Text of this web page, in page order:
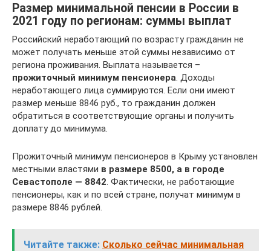
Размер минимальной пенсии в России в
2021 году по регионам: суммы выплат
Российский неработающий по возрасту гражданин не
может получать меньше этой суммы независимо от
региона проживания. Выплата называется –
прожиточный минимум пенсионера. Доходы
неработающего лица суммируются. Если они имеют
размер меньше 8846 руб., то гражданин должен
обратиться в соответствующие органы и получить
доплату до минимума.
Прожиточный минимум пенсионеров в Крыму установлен
местными властями в размере 8500, а в городе
Севастополе — 8842. Фактически, не работающие
пенсионеры, как и по всей стране, получат минимум в
размере 8846 рублей.
Читайте также: Сколько сейчас минимальная